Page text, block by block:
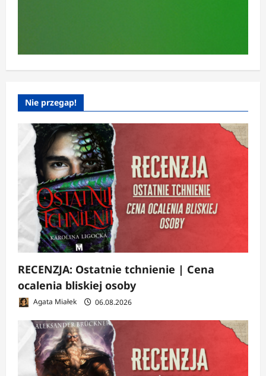
Nie przegap!
RECENZJA: Ostatnie tchnienie | Cena
ocalenia bliskiej osoby
Agata Miałek 06.08.2026